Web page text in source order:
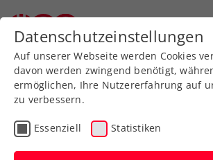
Zurück zur Newsübersicht
Wochenvorschau
Woche 17/2025:
Datenschutzeinstellungen
Auf unserer Webseite werden Cookies
davon werden zwingend benötigt,
ermöglichen, Ihre Nutzererfahrung auf
zu verbessern.
Essenziell Statistiken